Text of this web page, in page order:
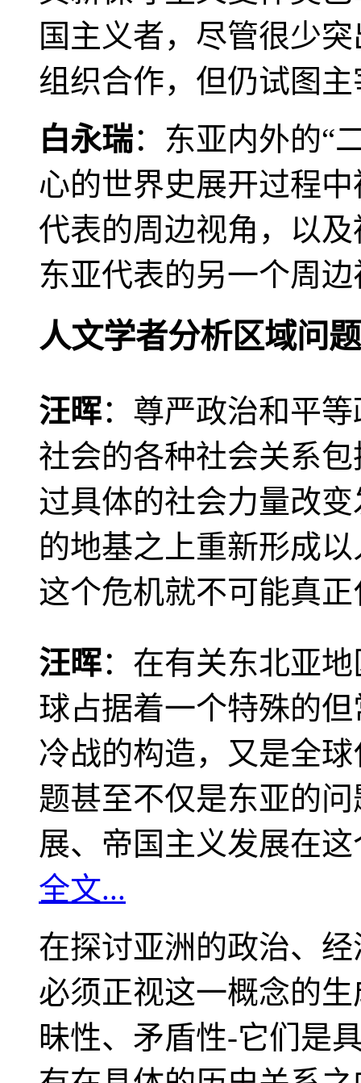
国主义者，尽管很少
组织合作，但仍试图
白永瑞：东亚内外的“
心的世界史展开过程
代表的周边视角，以
东亚代表的另一个周
人文学者分析区域问题
汪晖：尊严政治和平
社会的各种社会关系
过具体的社会力量改
的地基之上重新形成
这个危机就不可能真
汪晖：在有关东北亚
球占据着一个特殊的
冷战的构造，又是全
题甚至不仅是东亚的
展、帝国主义发展在
全文...
在探讨亚洲的政治、
必须正视这一概念的
昧性、矛盾性-它们是